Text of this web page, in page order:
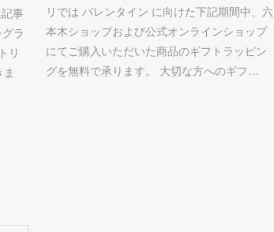
事
ラ
リ
リでは バレンタイン に向けた下記期間中、六
本木ショップおよび公式オンラインショップ
にてご購入いただいた商品のギフトラッピン
グを無料で承ります。 大切な方へのギフ…